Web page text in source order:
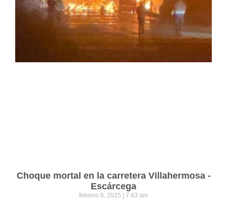
Choque mortal en la carretera Villahermosa -
Escárcega
febrero 8, 2025 7:43 am